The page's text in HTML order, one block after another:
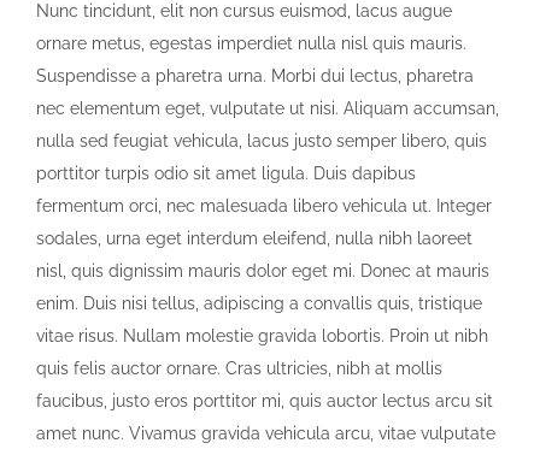
Nunc tincidunt, elit non cursus euismod, lacus augue
ornare metus, egestas imperdiet nulla nisl quis mauris.
Suspendisse a pharetra urna. Morbi dui lectus, pharetra
nec elementum eget, vulputate ut nisi. Aliquam accumsan,
nulla sed feugiat vehicula, lacus justo semper libero, quis
porttitor turpis odio sit amet ligula. Duis dapibus
fermentum orci, nec malesuada libero vehicula ut. Integer
sodales, urna eget interdum eleifend, nulla nibh laoreet
nisl, quis dignissim mauris dolor eget mi. Donec at mauris
enim. Duis nisi tellus, adipiscing a convallis quis, tristique
vitae risus. Nullam molestie gravida lobortis. Proin ut nibh
quis felis auctor ornare. Cras ultricies, nibh at mollis
faucibus, justo eros porttitor mi, quis auctor lectus arcu sit
amet nunc. Vivamus gravida vehicula arcu, vitae vulputate